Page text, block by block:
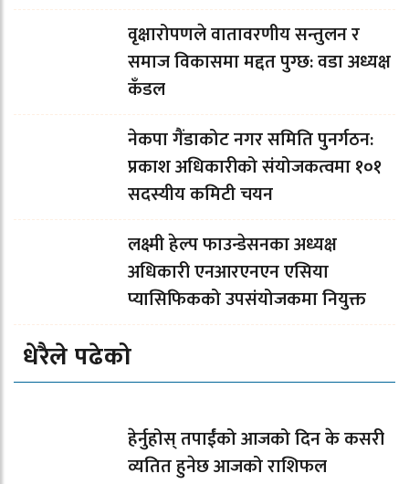
वृक्षारोपणले वातावरणीय सन्तुलन र
समाज विकासमा मद्दत पुग्छ: वडा अध्यक्ष
कँडल
नेकपा गैंडाकोट नगर समिति पुनर्गठन:
प्रकाश अधिकारीको संयोजकत्वमा १०१
सदस्यीय कमिटी चयन
लक्ष्मी हेल्प फाउन्डेसनका अध्यक्ष
अधिकारी एनआरएनएन एसिया
प्यासिफिकको उपसंयोजकमा नियुक्त
धेरैले पढेको
हेर्नुहोस् तपाईंको आजको दिन के कसरी
व्यतित हुनेछ आजको राशिफल